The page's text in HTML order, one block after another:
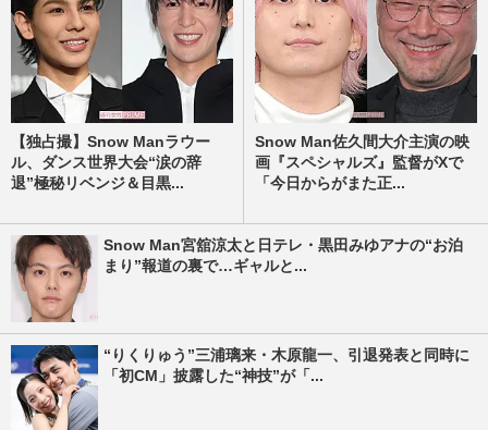
【独占撮】Snow Manラウー
ル、ダンス世界大会“涙の辞
退”極秘リベンジ＆目黒...
Snow Man佐久間大介主演の映
画『スペシャルズ』監督がXで
「今日からがまた正...
Snow Man宮舘涼太と日テレ・黒田みゆアナの“お泊
まり”報道の裏で…ギャルと...
“りくりゅう”三浦璃来・木原龍一、引退発表と同時に
「初CM」披露した“神技”が「...